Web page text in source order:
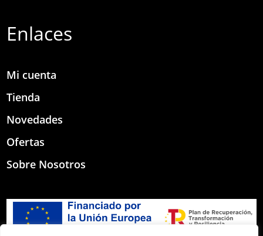
Enlaces
Mi cuenta
Tienda
Novedades
Ofertas
Sobre Nosotros